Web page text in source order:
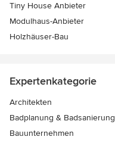
Tiny House Anbieter
Modulhaus-Anbieter
Holzhäuser-Bau
Expertenkategorie
Architekten
Badplanung & Badsanierung
Bauunternehmen